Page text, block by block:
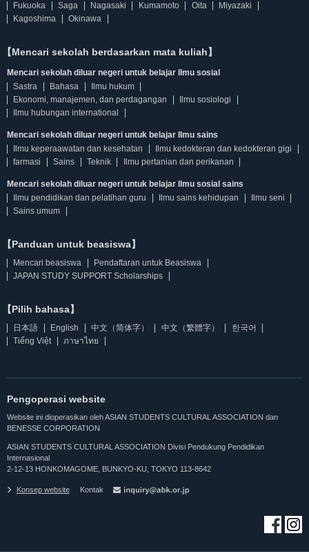
Fukuoka
Saga Nagasaki Kumamoto Oita
Miyazaki
Kagoshima
Okinawa
【Mencari sekolah berdasarkan mata kuliah】
Mencari sekolah diluar negeri untuk belajar Ilmu sosial
Sastra
Bahasa
Ilmu hukum
Ekonomi, manajemen, dan perdagangan
Ilmu sosiologi
Ilmu hubungan international
Mencari sekolah diluar negeri untuk belajar Ilmu sains
Ilmu keperaawatan dan kesehatan
Ilmu kedokteran dan kedokteran gigi
farmasi
Sains Teknik Ilmu pertanian dan perikanan
Mencari sekolah diluar negeri untuk belajar Ilmu sosial sains
Ilmu pendidikan dan pelatihan guru
Ilmu sains kehidupan
Ilmu seni
Sains umum
【Panduan untuk beasiswa】
Mencari beasiswa
Pendaftaran untuk Beasiswa
JAPAN STUDY SUPPORT Scholarships
【Pilih bahasa】
日本語 English 中文（简体字） 中文（繁體字）
한국어
Tiếng Việt
ภาษาไทย
Pengoperasi website
Website ini dioperasikan oleh ASIAN STUDENTS CULTURAL ASSOCIATION dan
BENESSE CORPORATION
ASIAN STUDENTS CULTURAL ASSOCIATION Divisi Pendukung Pendidikan
Internasional
2-12-13 HONKOMAGOME, BUNKYO-KU, TOKYO 113-8642
Konsep website Kontak